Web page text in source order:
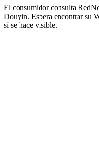
El consumidor consulta
Douyin. Espera encontrar su
sí se hace visible.